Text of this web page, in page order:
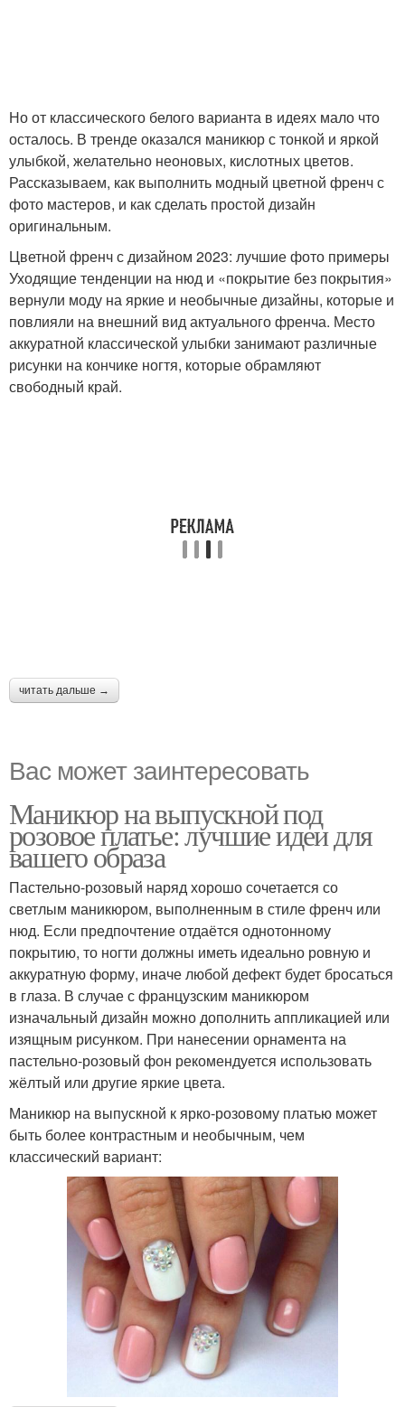
Но от классического белого варианта в идеях мало что
осталось. В тренде оказался маникюр с тонкой и яркой
улыбкой, желательно неоновых, кислотных цветов.
Рассказываем, как выполнить модный цветной френч с
фото мастеров, и как сделать простой дизайн
оригинальным.
Цветной френч с дизайном 2023: лучшие фото примеры
Уходящие тенденции на нюд и «покрытие без покрытия»
вернули моду на яркие и необычные дизайны, которые и
повлияли на внешний вид актуального френча. Место
аккуратной классической улыбки занимают различные
рисунки на кончике ногтя, которые обрамляют
свободный край.
читать дальше →
Вас может заинтересовать
Маникюр на выпускной под
розовое платье: лучшие идеи для
вашего образа
Пастельно-розовый наряд хорошо сочетается со
светлым маникюром, выполненным в стиле френч или
нюд. Если предпочтение отдаётся однотонному
покрытию, то ногти должны иметь идеально ровную и
аккуратную форму, иначе любой дефект будет бросаться
в глаза. В случае с французским маникюром
изначальный дизайн можно дополнить аппликацией или
изящным рисунком. При нанесении орнамента на
пастельно-розовый фон рекомендуется использовать
жёлтый или другие яркие цвета.
Маникюр на выпускной к ярко-розовому платью может
быть более контрастным и необычным, чем
классический вариант: